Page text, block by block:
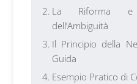
La Riforma e
dell’Ambiguità
Il Principio della
Guida
Esempio Pratico di